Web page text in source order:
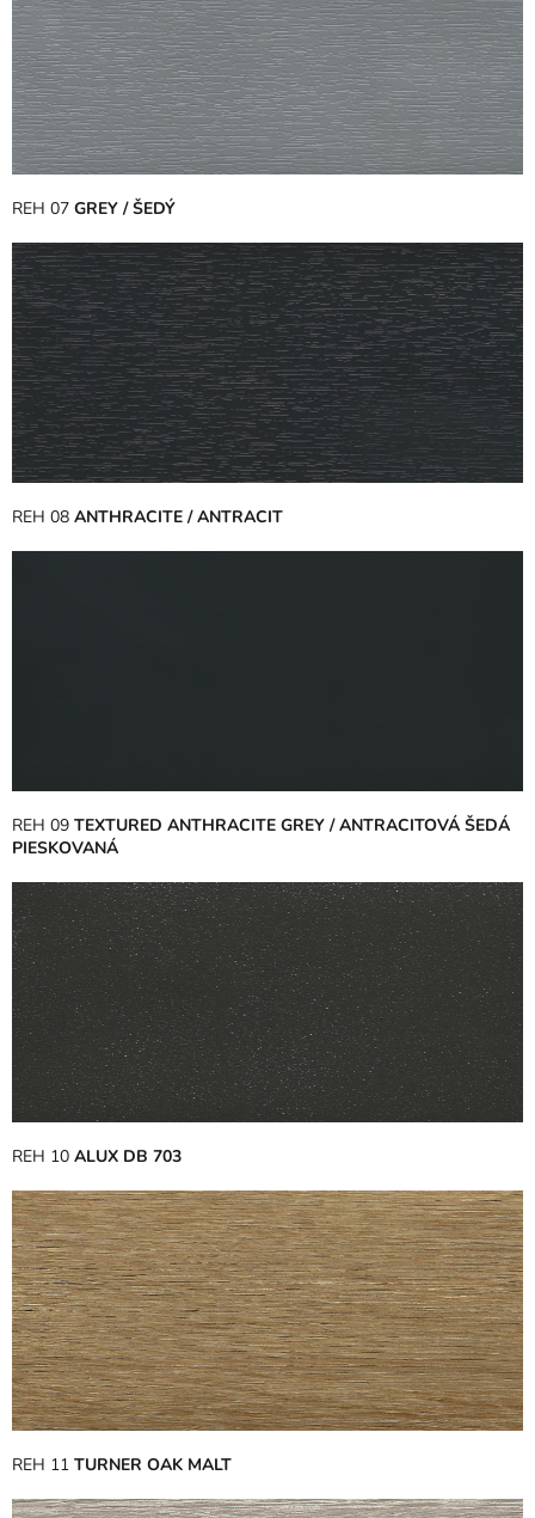
REH 07 GREY / ŠEDÝ
REH 08 ANTHRACITE / ANTRACIT
REH 09 TEXTURED ANTHRACITE GREY / ANTRACITOVÁ ŠEDÁ
PIESKOVANÁ
REH 10 ALUX DB 703
REH 11 TURNER OAK MALT